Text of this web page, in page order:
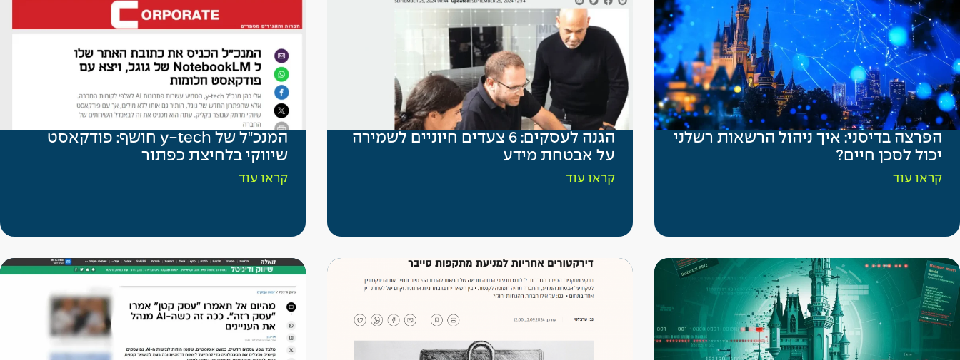
הפרצה בדיסני: איך ניהול הרשאות רשלני
יכול לסכן חיים?
קראו עוד
הגנה לעסקים: 6 צעדים חיוניים לשמירה
על אבטחת מידע
קראו עוד
המנכ"ל של y-tech חושף: פודקאסט
שיווקי בלחיצת כפתור
קראו עוד